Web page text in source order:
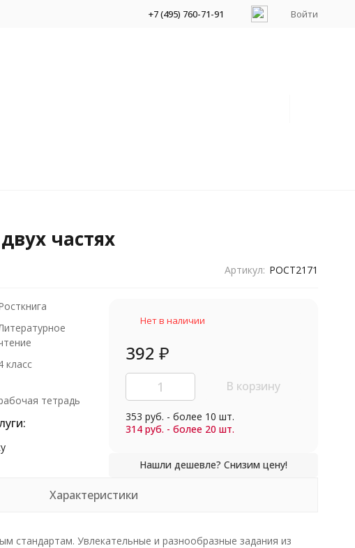
+7 (495) 760-71-91 Войти
частях
Артикул: POCT2171
класс
тетрадь
Нет в наличии
392 ₽
В корзину
353 руб. - более 10 шт.
314 руб. - более 20 шт.
Характеристики
стандартам. Увлекательные и разнообразные задания из